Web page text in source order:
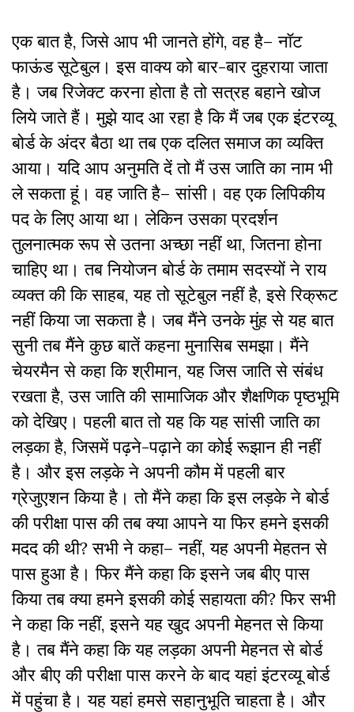
एक बात है, जिसे आप भी जानते होंगे, वह है– नॉट
फाऊंड सूटेबुल। इस वाक्य को बार-बार दुहराया जाता
है। जब रिजेक्ट करना होता है तो सत्रह बहाने खोज
लिये जाते हैं। मुझे याद आ रहा है कि मैं जब एक इंटरव्यू
बोर्ड के अंदर बैठा था तब एक दलित समाज का व्यक्ति
आया। यदि आप अनुमति दें तो मैं उस जाति का नाम भी
ले सकता हूं। वह जाति है– सांसी। वह एक लिपिकीय
पद के लिए आया था। लेकिन उसका प्रदर्शन
तुलनात्मक रूप से उतना अच्छा नहीं था, जितना होना
चाहिए था। तब नियोजन बोर्ड के तमाम सदस्यों ने राय
व्यक्त की कि साहब, यह तो सूटेबुल नहीं है, इसे रिक्रूट
नहीं किया जा सकता है। जब मैंने उनके मुंह से यह बात
सुनी तब मैंने कुछ बातें कहना मुनासिब समझा। मैंने
चेयरमैन से कहा कि श्रीमान, यह जिस जाति से संबंध
रखता है, उस जाति की सामाजिक और शैक्षणिक पृष्ठभूमि
को देखिए। पहली बात तो यह कि यह सांसी जाति का
लड़का है, जिसमें पढ़ने-पढ़ाने का कोई रूझान ही नहीं
है। और इस लड़के ने अपनी कौम में पहली बार
ग्रेजुएशन किया है। तो मैंने कहा कि इस लड़के ने बोर्ड
की परीक्षा पास की तब क्या आपने या फिर हमने इसकी
मदद की थी? सभी ने कहा– नहीं, यह अपनी मेहतन से
पास हुआ है। फिर मैंने कहा कि इसने जब बीए पास
किया तब क्या हमने इसकी कोई सहायता की? फिर सभी
ने कहा कि नहीं, इसने यह खुद अपनी मेहनत से किया
है। तब मैंने कहा कि यह लड़का अपनी मेहनत से बोर्ड
और बीए की परीक्षा पास करने के बाद यहां इंटरव्यू बोर्ड
में पहुंचा है। यह यहां हमसे सहानुभूति चाहता है। और